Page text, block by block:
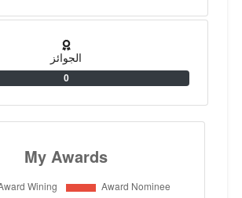
الجوائز
0